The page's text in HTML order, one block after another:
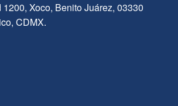
Xoco, Benito Juárez, 03330
CDMX.